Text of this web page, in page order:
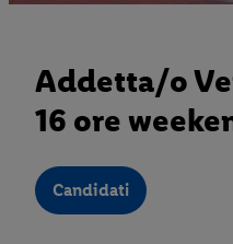
Addetta/o
16 ore
Candidati